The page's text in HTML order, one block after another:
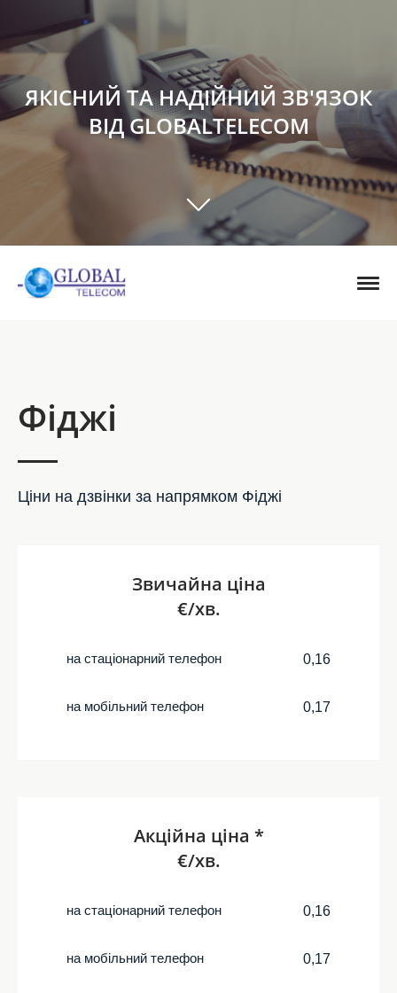
ЯКІСНИЙ ТА НАДІЙНИЙ ЗВ'ЯЗОК
ВІД GLOBALTELECOM
Фіджі
Ціни на дзвінки за напрямком Фіджі
Звичайна ціна
€/хв.
на стаціонарний телефон 0,16
на мобільний телефон 0,17
Акційна ціна *
€/хв.
на стаціонарний телефон 0,16
на мобільний телефон 0,17